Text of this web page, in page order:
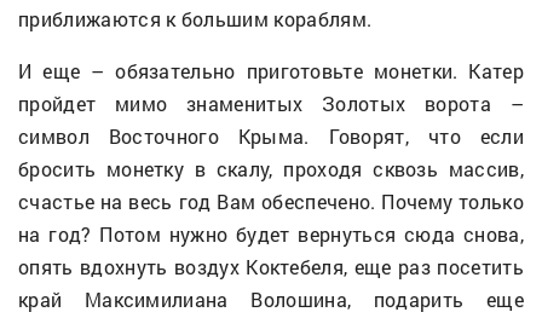
приближаются к большим кораблям.
И еще – обязательно приготовьте монетки. Катер
пройдет мимо знаменитых Золотых ворота –
символ Восточного Крыма. Говорят, что если
бросить монетку в скалу, проходя сквозь массив,
счастье на весь год Вам обеспечено. Почему только
на год? Потом нужно будет вернуться сюда снова,
опять вдохнуть воздух Коктебеля, еще раз посетить
край Максимилиана Волошина, подарить еще